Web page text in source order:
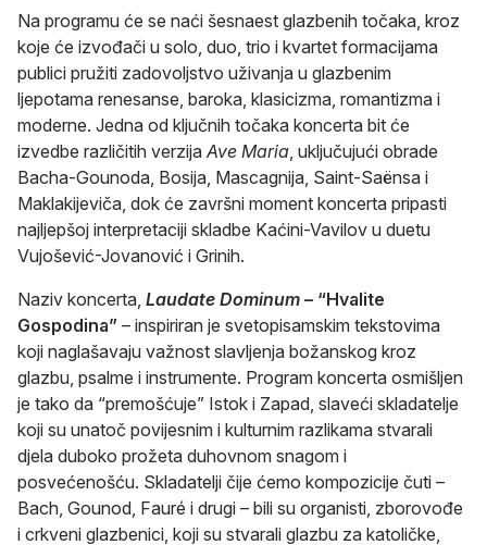
Na programu će se naći šesnaest glazbenih točaka, kroz
koje će izvođači u solo, duo, trio i kvartet formacijama
publici pružiti zadovoljstvo uživanja u glazbenim
ljepotama renesanse, baroka, klasicizma, romantizma i
moderne. Jedna od ključnih točaka koncerta bit će
izvedbe različitih verzija Ave Maria , uključujući obrade
Bacha-Gounoda, Bosija, Mascagnija, Saint-Saënsa i
Maklakijeviča, dok će završni moment koncerta pripasti
najljepšoj interpretaciji skladbe Kaćini-Vavilov u duetu
Vujošević-Jovanović i Grinih.
Naziv koncerta, Laudate Dominum – “Hvalite
Gospodina” – inspiriran je svetopisamskim tekstovima
koji naglašavaju važnost slavljenja božanskog kroz
glazbu, psalme i instrumente. Program koncerta osmišljen
je tako da “premošćuje” Istok i Zapad, slaveći skladatelje
koji su unatoč povijesnim i kulturnim razlikama stvarali
djela duboko prožeta duhovnom snagom i
posvećenošću. Skladatelji čije ćemo kompozicije čuti –
Bach, Gounod, Fauré i drugi – bili su organisti, zborovođe
i crkveni glazbenici, koji su stvarali glazbu za katoličke,